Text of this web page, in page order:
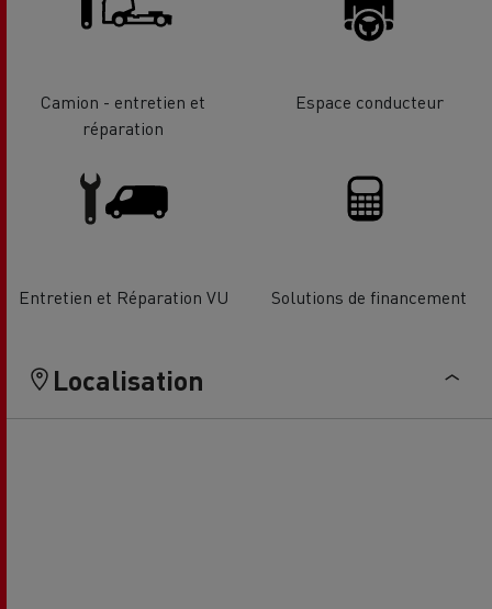
Camion - entretien et
réparation
Espace conducteur
Entretien et Réparation VU Solutions de financement
Localisation